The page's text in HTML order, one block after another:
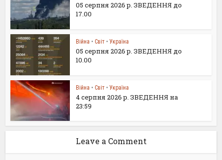
05 серпня 2026 р. ЗВЕДЕННЯ до
17.00
Війна • Світ • Україна
05 серпня 2026 р. ЗВЕДЕННЯ до
10.00
Війна • Світ • Україна
4 серпня 2026 р. ЗВЕДЕННЯ на
23:59
Leave a Comment